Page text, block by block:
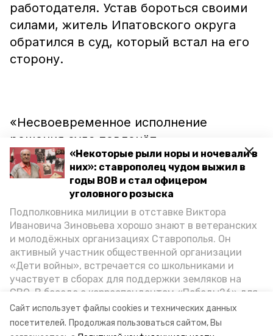
Сайт использует файлы cookies и технических данных
посетителей. Продолжая пользоваться сайтом, Вы
«Некоторые рыли норы и ночевали в
них»: ставрополец чудом выжил в
годы ВОВ и стал офицером
уголовного розыска
Подполковника милиции в отставке Виктора
Ивановича Зиновьева хорошо знают в ветеранских
и молодёжных организациях Ставрополья. Он
активный участник общественной организации
«Дети войны», встречается со школьниками и
участвует в сборах для поддержки земляков на
СВО. В беседе с корреспондентом «Победы26» для
спецпроекта «Дети Великой Отечественной»
ветеран рассказал о зверствах оккупантов в годы
ВОВ, о службе в Москве, «богатыре» Фиделе Кастро
работодателя. Устав бороться своими
силами, житель Ипатовского округа
обратился в суд, который встал на его
сторону.
«Несвоевременное исполнение
решения суда повлечёт
дополнительные штрафные санкции,
арест счетов и имущества, а также
вынесение различных ограничений и
запретов», — напомнили в УФССП
России по Ставропольскому краю.
Ранее сообщалось о девушке, которая
оплатилаавтомобильные штрафы после
блокировки счетов.